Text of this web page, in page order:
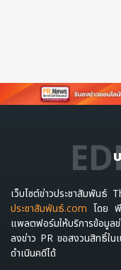
เว็บไซต์ข่าวประชาสัมพัน
ประชาสัมพันธ์.com โดย
แพลตฟอร์มให้บริการข้อมูล
ลงข่าว PR ขอสงวนสิทธิ์ใน
ดำเนินคดีได้